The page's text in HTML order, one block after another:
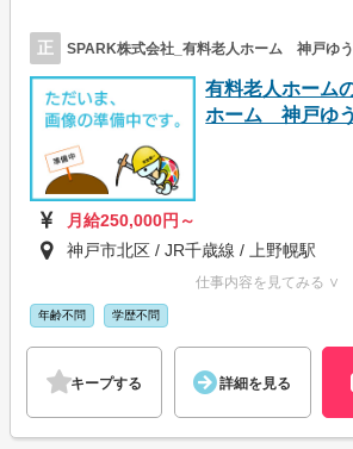
正 SPARK株式会社_有料老人ホーム 神戸ゆ
有料老人ホーム
ホーム 神戸ゆ
月給250,000円～
神戸市北区 / JR千歳線 / 上野幌駅
仕事内容を見てみる ∨
年齢不問 学歴不問
キープする 詳細を見る